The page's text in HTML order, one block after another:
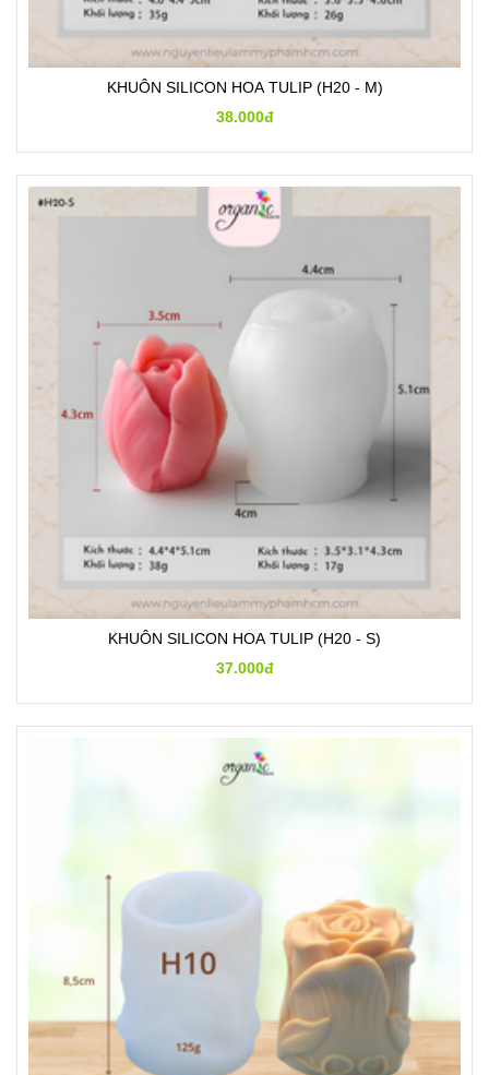
KHUÔN SILICON HOA TULIP (H20 - M)
38.000đ
KHUÔN SILICON HOA TULIP (H20 - S)
37.000đ